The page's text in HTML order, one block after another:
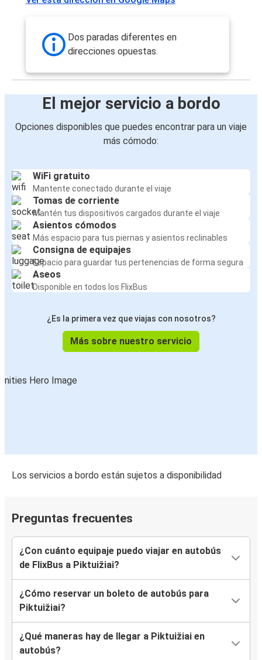
Dos paradas diferentes en
direcciones opuestas.
El mejor servicio a bordo
Opciones disponibles que puedes encontrar para un viaje
más cómodo:
WiFi gratuito
Mantente conectado durante el viaje
Tomas de corriente
Mantén tus dispositivos cargados durante el viaje
Asientos cómodos
Más espacio para tus piernas y asientos reclinables
Consigna de equipajes
Espacio para guardar tus pertenencias de forma segura
Aseos
Disponible en todos los FlixBus
¿Es la primera vez que viajas con nosotros?
Más sobre nuestro servicio
Los servicios a bordo están sujetos a disponibilidad
Preguntas frecuentes
¿Con cuánto equipaje puedo viajar en autobús
de FlixBus a Piktuižiai?
¿Cómo reservar un boleto de autobús para
Piktuižiai?
¿Qué maneras hay de llegar a Piktuižiai en
autobús?